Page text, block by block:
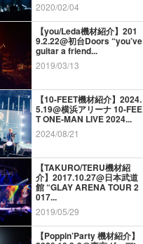
2020/02/04
【you/Leda機材紹介】201
9.2.22@初台Doors “you’ve
guitar a friend...
2019/03/13
【10-FEET機材紹介】2024.
5.19@横浜アリーナ 10-FEE
T ONE-MAN LIVE 2024...
2024/08/21
【TAKURO/TERU機材紹
介】2017.10.27@日本武道
館 “GLAY ARENA TOUR 2
017...
2019/05/29
【Poppin’Party 機材紹介】